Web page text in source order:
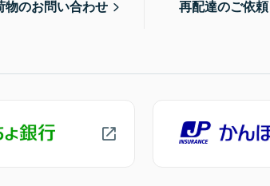
物のお問い合わせ 再配達のご依頼